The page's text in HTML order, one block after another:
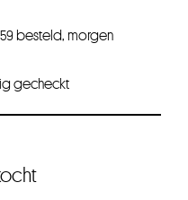
besteld, morgen
gecheckt